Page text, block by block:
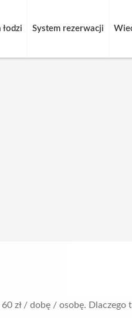
System rezerwacji
zł / dobę / osobę. Dlaczego